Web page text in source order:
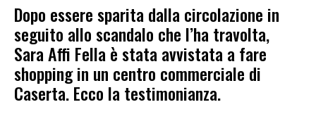
Dopo essere sparita dalla circolazione in
seguito allo scandalo che l’ha travolta,
Sara Affi Fella è stata avvistata a fare
shopping in un centro commerciale di
Caserta. Ecco la testimonianza.